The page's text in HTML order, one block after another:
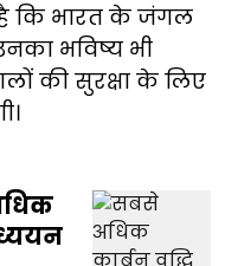
कि भारत के जंगल
भविष्य भी
की सुरक्षा के लिए